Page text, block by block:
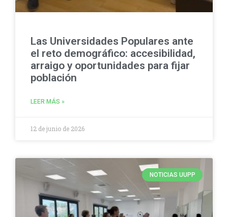
Las Universidades Populares ante
el reto demográfico: accesibilidad,
arraigo y oportunidades para fijar
población
LEER MÁS »
12 de junio de 2026
NOTICIAS UUPP